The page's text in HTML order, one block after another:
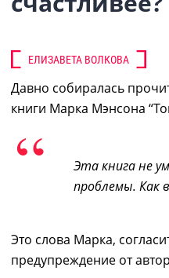
ЕЛИЗАВЕТА ВОЛКОВА
Давно собиралась
книги Марка Мэнсона
Эта книга не
проблемы. Как
Это слова Марка, с
предупреждение от